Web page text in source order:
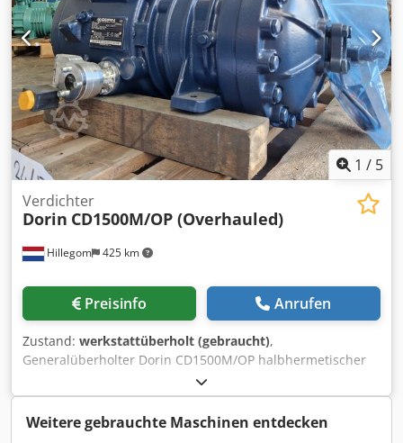
1 / 5
Hillegom 425 km
Verdichter
Dorin CD1500M/OP (Overhauled)
Preisinfo Anrufen
Zustand: werkstattüberholt (gebraucht),
Generalüberholter Dorin CD1500M/OP halbhermetischer
Hubkolbenverdichter für R744 (CO2) mit AC&R
Ölstandsüberwachung. Der Kompressor bietet ein
Fördervolumen von 11,7 m³/h bei 50 Hz. Marke: Dorin Typ:
CD1500M/OP (Generalüberholt) Kältemittel: CO2
Weitere gebrauchte Maschinen entdecken